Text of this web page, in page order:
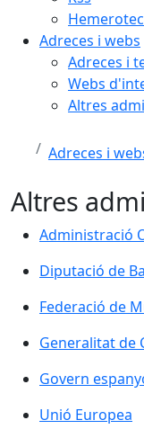
Adreces i webs
Adreces i
Webs
Altres
Adreces i
Altres
Administració
Administració
Diputació de
Diputació de
Federació de
Federació de
Generalitat de
Generalitat de
Govern
Govern
Unió Europea
Unió Europea